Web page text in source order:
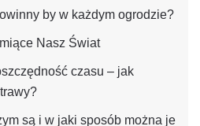
by w każdym ogrodzie?
Nasz Świat
czasu – jak
są i w jaki sposób można je